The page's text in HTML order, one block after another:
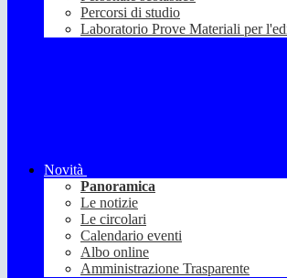
Percorsi di studio
Laboratorio Prove Materiali per
Novità
Panoramica
Le notizie
Le circolari
Calendario eventi
Albo online
Amministrazione Trasparente